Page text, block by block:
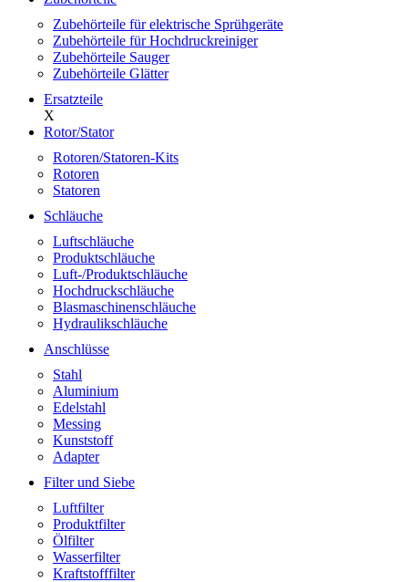
Zubehörteile für elektrische Sprühgeräte
Zubehörteile für Hochdruckreiniger
Zubehörteile Sauger
Zubehörteile Glätter
Ersatzteile
X
Rotor/Stator
Rotoren/Statoren-Kits
Rotoren
Statoren
Schläuche
Luftschläuche
Produktschläuche
Luft-/Produktschläuche
Hochdruckschläuche
Blasmaschinenschläuche
Hydraulikschläuche
Anschlüsse
Stahl
Aluminium
Edelstahl
Messing
Kunststoff
Adapter
Filter und Siebe
Luftfilter
Produktfilter
Ölfilter
Wasserfilter
Kraftstofffilter